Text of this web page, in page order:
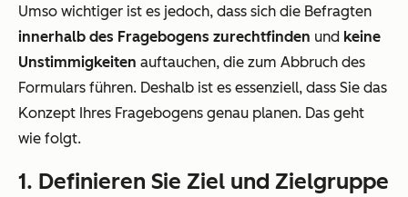
Umso wichtiger ist es jedoch, dass sich die Befragten
innerhalb des Fragebogens zurechtfinden und keine
Unstimmigkeiten auftauchen, die zum Abbruch des
Formulars führen. Deshalb ist es essenziell, dass Sie das
Konzept Ihres Fragebogens genau planen. Das geht
wie folgt.
1. Definieren Sie Ziel und Zielgruppe